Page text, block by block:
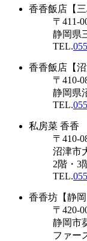
香香飯店【三
〒411-
静岡県
TEL.
香香飯店【沼
〒410-
静岡県
TEL.
私房菜 香香
〒410-
沼津市
2階・3
TEL.
香香坊【静岡
〒420-
静岡市
ファー